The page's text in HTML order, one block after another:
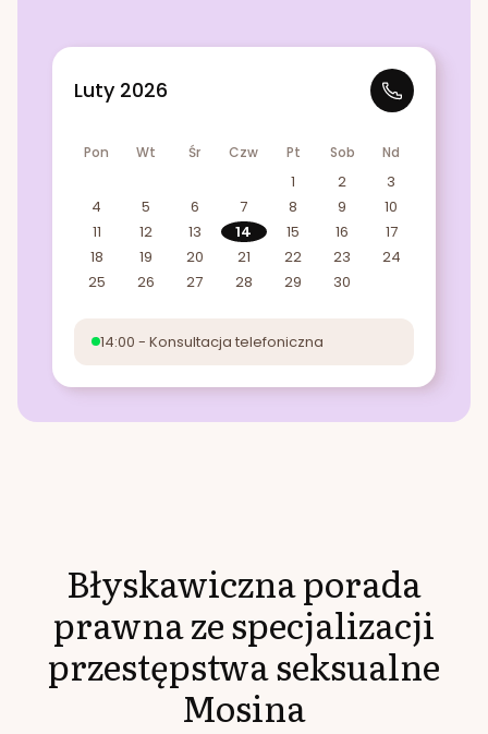
Luty 2026
Pon Wt Śr Czw Pt Sob Nd
1 2
3
4
5 6 7 8 9
10
11
12 13 14 15 16
17
18
19 20 21 22 23
24
25
26 27 28 29 30
14:00 - Konsultacja telefoniczna
Błyskawiczna porada
prawna ze specjalizacji
przestępstwa seksualne
Mosina